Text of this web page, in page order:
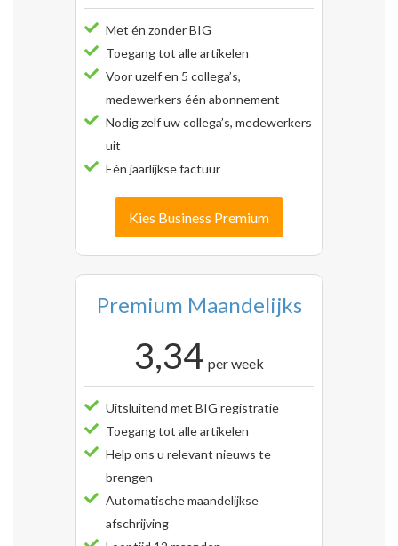
Met én zonder BIG
Toegang tot alle artikelen
Voor uzelf en 5 collega’s,
medewerkers één abonnement
Nodig zelf uw collega’s, medewerkers
uit
Eén jaarlijkse factuur
Kies Business Premium
Premium Maandelijks
3,34 per week
Uitsluitend met BIG registratie
Toegang tot alle artikelen
Help ons u relevant nieuws te
brengen
Automatische maandelijkse
afschrijving